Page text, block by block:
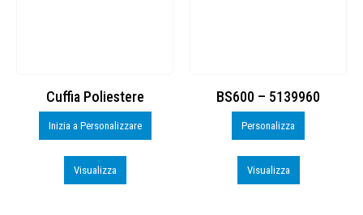
Cuffia Poliestere
Inizia a Personalizzare
Visualizza
BS600 – 5139960
Personalizza
Visualizza